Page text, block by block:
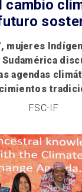
cambio
mujeres
Sudamérica
agendas
FSC-IF